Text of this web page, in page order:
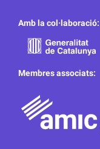
Amb la col·laboració:
Membres associats: